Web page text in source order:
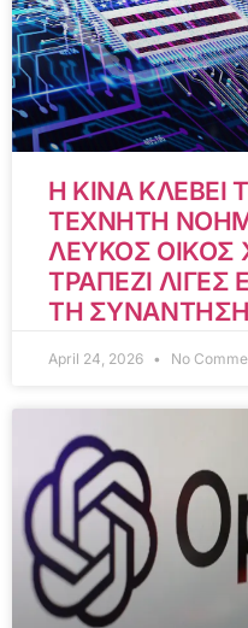
Η ΚΙΝΑ ΚΛΕΒΕΙ
ΤΕΧΝΗΤΗ
ΛΕΥΚΟΣ ΟΙΚΟΣ
ΤΡΑΠΕΖΙ
ΤΗ ΣΥΝΑΝΤΗΣΗ
April 24, 2026 No